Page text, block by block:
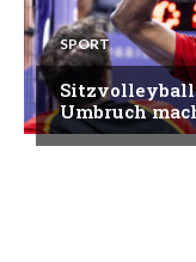
SPORT
Umbruch